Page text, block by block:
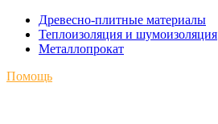
Древесно-плитные материалы
Теплоизоляция и шумоизоляция
Металлопрокат
Помощь